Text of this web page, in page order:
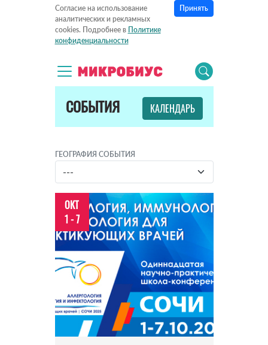
Согласие на использование
аналитических и рекламных
cookies. Подробнее в Политике
конфиденциальности
Принять
СОБЫТИЯ КАЛЕНДАРЬ
ГЕОГРАФИЯ СОБЫТИЯ
ОКТ
1 - 7